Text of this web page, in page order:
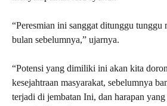
“Peresmian ini sanggat ditunggu tunggu
bulan sebelumnya,” ujarnya.
“Potensi yang dimiliki ini akan kita
kesejahtraan masyarakat, sebelumnya
terjadi di jembatan Ini, dan harapan